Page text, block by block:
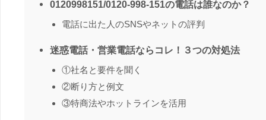
0120998151/0120-998-151の電話は誰なのか？
電話に出た人のSNSやネットの評判
迷惑電話・営業電話ならコレ！３つの対処法
①社名と要件を聞く
②断り方と例文
③特商法やホットラインを活用